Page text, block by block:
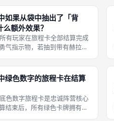
头宣告背叛身份，只能利用
如果从袋中抽出了「背
额外效果？
有玩家在旅程卡全部结算完成
气指示物，若抽到带有赫拉荆
场公示自身持有背叛token，
绿色数字的旅程卡在结算
色数字旅程卡是忠诚阵营核心
结束后，所有绿色卡牌拥有专